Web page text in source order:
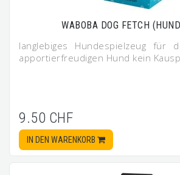
WABOBA DOG FETCH
langlebiges Hundespielzeug für
apportierfreudigen Hund kein
9.50 CHF
IN DEN WARENKORB